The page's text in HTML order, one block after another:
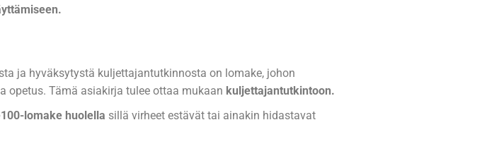
ja hyväksytystä kuljettajantutkinnosta on lomake, johon
opetus. Tämä asiakirja tulee ottaa mukaan kuljettajantutkintoon.
lomake huolella sillä virheet estävät tai ainakin hidastavat